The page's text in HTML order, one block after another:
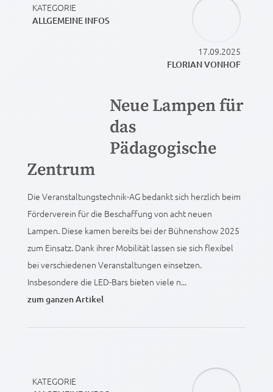
KATEGORIE
ALLGEMEINE INFOS
17.09.2025
FLORIAN VONHOF
Neue Lampen für
das
Pädagogische
Zentrum
Die Veranstaltungstechnik-AG bedankt sich herzlich beim
Förderverein für die Beschaffung von acht neuen
Lampen. Diese kamen bereits bei der Bühnenshow 2025
zum Einsatz. Dank ihrer Mobilität lassen sie sich flexibel
bei verschiedenen Veranstaltungen einsetzen.
Insbesondere die LED-Bars bieten viele n...
zum ganzen Artikel
KATEGORIE